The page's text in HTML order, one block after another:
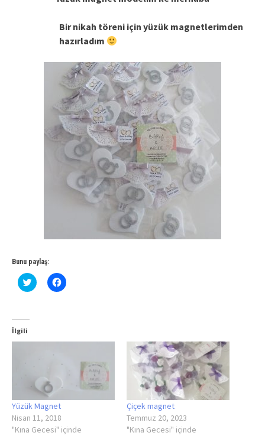
Bir nikah töreni için yüzük magnetlerimden
hazırladım
Bunu paylaş:
Click
to
Facebook'ta
paylaşmak
İlgili
Yüzük Magnet
Nisan 11, 2018
"Kına Gecesi" içinde
Çiçek magnet
Temmuz 20, 2023
"Kına Gecesi" içinde